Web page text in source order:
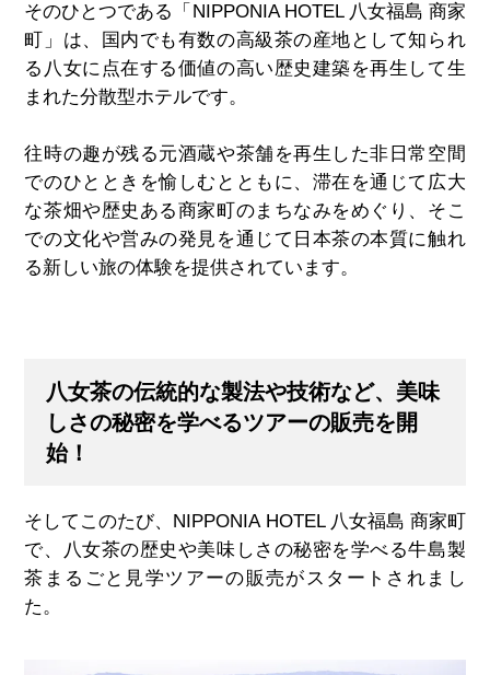
そのひとつである「 NIPPONIA HOTEL 八女福島 商家
町」は、国内でも有数の高級茶の産地として知られ
る八女に点在する価値の高い歴史建築を再生して生
まれた分散型ホテルです。
往時の趣が残る元酒蔵や茶舗を再生した非日常空間
でのひとときを愉しむとともに、滞在を通じて広大
な茶畑や歴史ある商家町のまちなみをめぐり、そこ
での文化や営みの発見を通じて日本茶の本質に触れ
る新しい旅の体験を提供されています。
八女茶の伝統的な製法や技術など、美味
しさの秘密を学べるツアーの販売を開
始！
そしてこのたび、NIPPONIA HOTEL 八女福島 商家町
で、八女茶の歴史や美味しさの秘密を学べる牛島製
茶まるごと見学ツアーの販売がスタートされまし
た。